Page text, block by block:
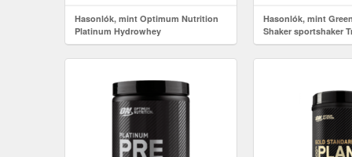
Hasonlók, mint Optimum Nutrition
Platinum Hydrowhey
Hasonlók, mint
Shaker sportshaker
Green 1 db